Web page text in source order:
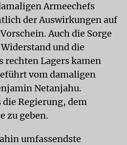
Armeechefs
der Auswirkungen auf
Auch die Sorge
und die
rechten Lagers kamen
vom damaligen
Netanjahu.
Regierung, dem
zu geben.
umfassendste